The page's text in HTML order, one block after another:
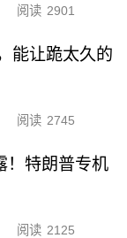
阅读 2901
能让跪太久的
阅读 2745
！特朗普专机
阅读 2125